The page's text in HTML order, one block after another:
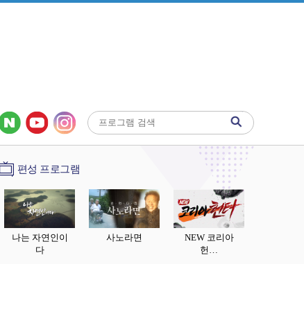
편성 프로그램
나는 자연인이
다
사노라면
NEW 코리아
헌…